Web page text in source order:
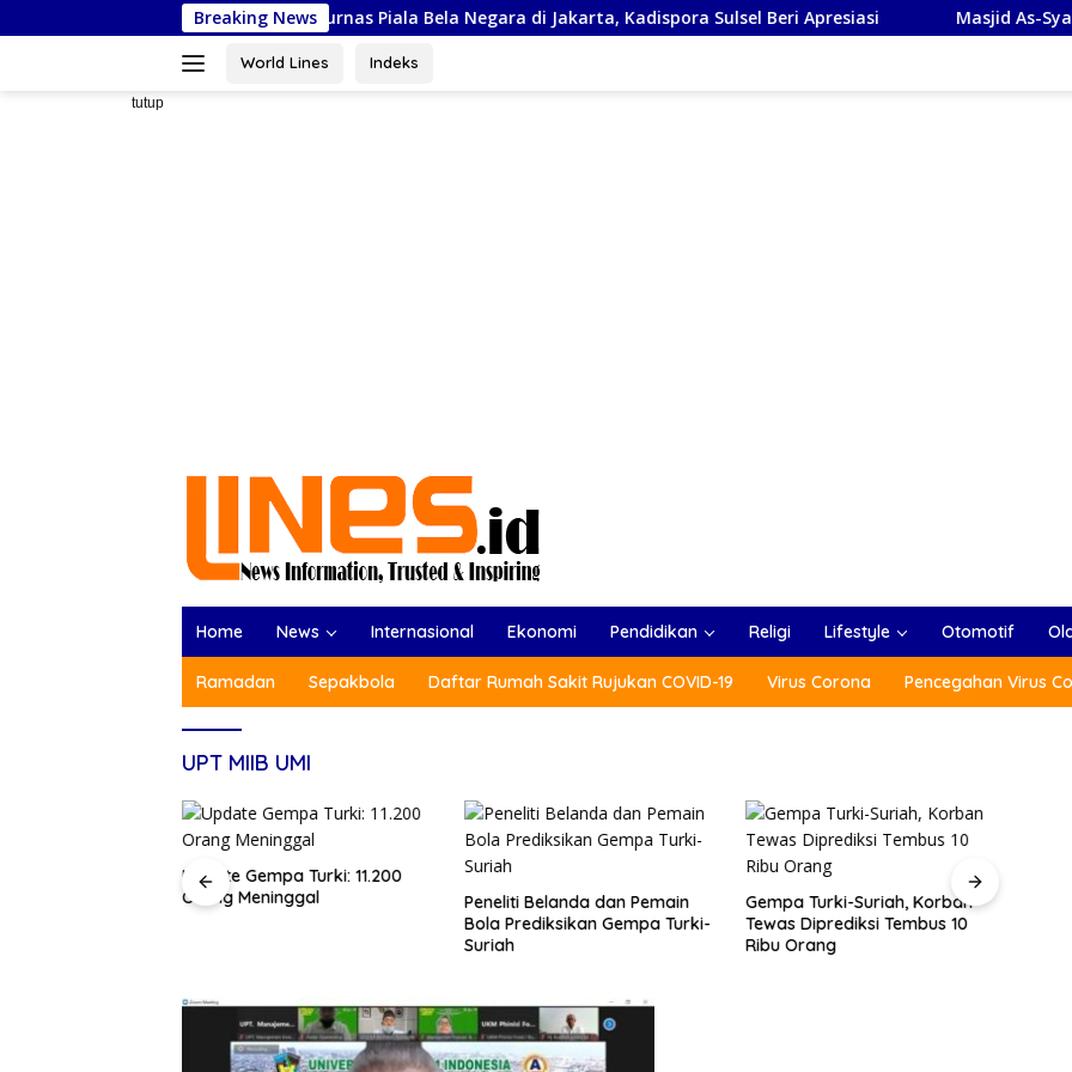
ke
Breaking News
Sulsel Siap Ikuti Kejurnas Piala Bela Negara di Jakarta, Kadispora Sulsel Beri Apresiasi Masjid As-Syafi’iyah
World Lines Indeks
tutup
Home News Internasional Ekonomi Pendidikan Religi Lifestyle Otomotif
Ramadan Sepakbola Daftar Rumah Sakit Rujukan COVID-19 Virus Corona Pencegahan Virus
UPT MIIB UMI
Update Gempa Turki: 11.200
Orang Meninggal
Peneliti Belanda dan Pemain
Bola Prediksikan Gempa Turki-
Suriah
Gempa Turki-Suriah, Korban
Tewas Diprediksi Tembus 10
Ribu Orang